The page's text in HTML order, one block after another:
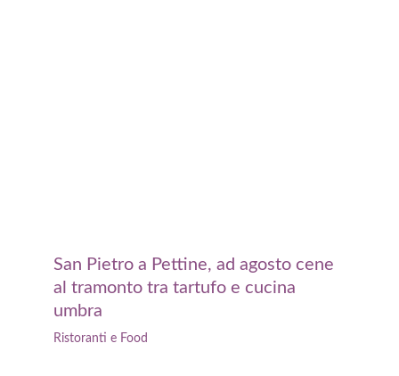
San Pietro a Pettine, ad agosto cene
al tramonto tra tartufo e cucina
umbra
Ristoranti e Food